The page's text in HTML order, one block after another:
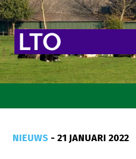
NIEUWS - 21 JANUARI 2022